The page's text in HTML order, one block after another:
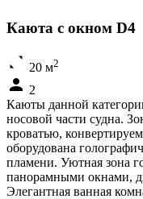
Каюта с окном D4
20 м2
2
Каюты данной
носовой части судна.
кроватью,
оборудована
пламени. Уютная зона
панорамными окнами,
Элегантная ванная